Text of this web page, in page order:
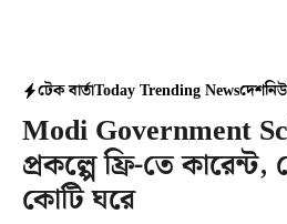
টেক বার্তাToday Trending Newsদেশ
Modi Government
প্রকল্পে ফ্রি-তে
কোটি ঘরে